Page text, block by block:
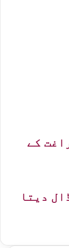
کے
دیتا